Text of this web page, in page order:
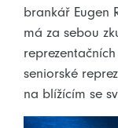
brankář Eugen
má za sebou
seniorské
na blížícím se